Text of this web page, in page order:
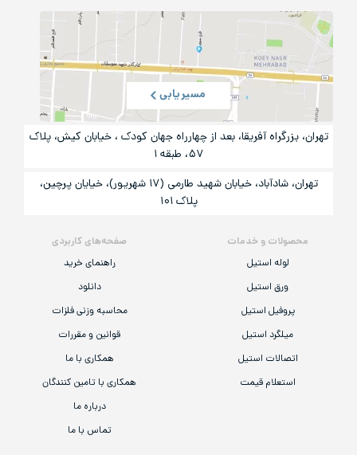
محصولات و خدمات
لوله استیل
ورق استیل
پروفیل استیل
میلگرد استیل
اتصالات استیل
استعلام قیمت
صفحه‌های کاربردی
راهنمای خرید
دانلود
محاسبه وزنی فلزات
قوانین و مقررات
همکاری با ما
همکاری با تامین کنندگان
درباره ما
تماس با ما
مسیریابی
تهران، بزرگراه آفریقا، بعد از چهارراه جهان کودک ، خیابان کیش، پلاک
۵۷، طبقه ۱
تهران، شادآباد، خیابان شهید طارمی (۱۷ شهریور)، خیایان پرچین،
پلاک ۱۰۱